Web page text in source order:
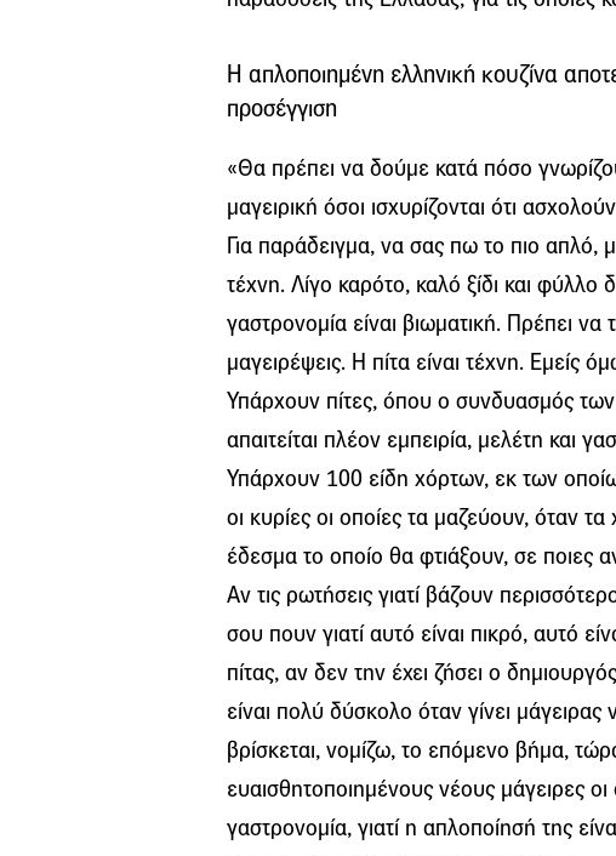
Η απλοποιημένη ελληνική κουζίνα
προσέγγιση
«Θα πρέπει να δούμε κατά πόσο
μαγειρική όσοι ισχυρίζονται ότι
Για παράδειγμα, να σας πω το πιο απλό,
τέχνη. Λίγο καρότο, καλό ξίδι και φύλλο
γαστρονομία είναι βιωματική. Πρέπει να
μαγειρέψεις. Η πίτα είναι τέχνη. Εμείς
Υπάρχουν πίτες, όπου ο συνδυασμός
απαιτείται πλέον εμπειρία, μελέτη και
Υπάρχουν 100 είδη χόρτων, εκ των
οι κυρίες οι οποίες τα μαζεύουν, όταν
έδεσμα το οποίο θα φτιάξουν, σε ποιες
Αν τις ρωτήσεις γιατί βάζουν
σου πουν γιατί αυτό είναι πικρό, αυτό
πίτας, αν δεν την έχει ζήσει ο
είναι πολύ δύσκολο όταν γίνει
βρίσκεται, νομίζω, το επόμενο βήμα,
ευαισθητοποιημένους νέους μάγειρες οι
γαστρονομία, γιατί η απλοποίησή της